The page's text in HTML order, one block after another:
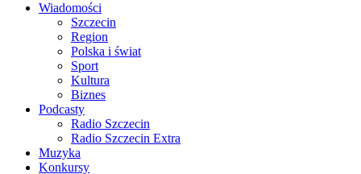
Wiadomości
Szczecin
Region
Polska i świat
Sport
Kultura
Biznes
Podcasty
Radio Szczecin
Radio Szczecin Extra
Muzyka
Konkursy